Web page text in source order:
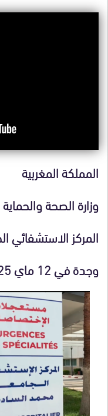
المملكة المغربية
وزارة الصحة
المركز
وجدة في 12 ماي 2025